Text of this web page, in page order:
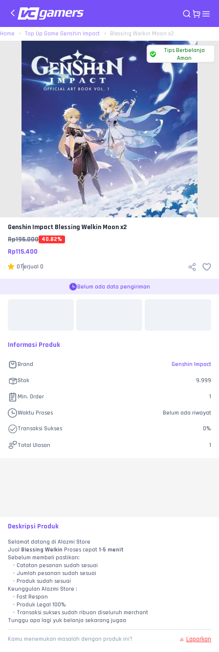
Home Top Up Game Genshin Impact Blessing Welkin Moon x2
Tips Berbelanja
Aman
Genshin Impact Blessing Welkin Moon x2
Rp195.000 40.82%
Rp115.400
0Terjual 0
Belum ada data pengiriman
Informasi Produk
Brand Genshin Impact
Stok 9.999
Min. Order 1
Waktu Proses Belum ada riwayat
Transaksi Sukses 0%
Total Ulasan 1
Deskripsi Produk
Selamat datang di Alazmi Store
Jual Blessing Welkin Proses cepat 1-5 menit
Sebelum membeli pastikan:
Catatan pesanan sudah sesuai
Jumlah pesanan sudah sesuai
Produk sudah sesuai
Keunggulan Alazmi Store :
Fast Respon
Produk Legal 100%
Transaksi sukses sudah ribuan diseluruh merchant
Tunggu apa lagi yuk belanja sekarang jugaa
Kamu menemukan masalah dengan produk ini? Laporkan